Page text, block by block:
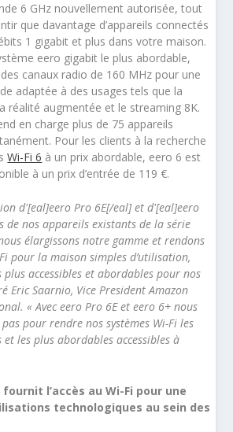
6 GHz nouvellement autorisée, tout
que davantage d’appareils connectés
1 gigabit et plus dans votre maison.
eero gigabit le plus abordable,
canaux radio de 160 MHz pour une
adaptée à des usages tels que la
réalité augmentée et le streaming 8K.
en charge plus de 75 appareils
Pour les clients à la recherche
Wi-Fi 6 à un prix abordable, eero 6 est
à un prix d’entrée de 119 €.
d'[eal]eero Pro 6E[/eal] et d'[eal]eero
de nos appareils existants de la série
élargissons notre gamme et rendons
pour la maison simples d’utilisation,
accessibles et abordables pour nos
Eric Saarnio, Vice President Amazon
« Avec eero Pro 6E et eero 6+ nous
pour rendre nos systèmes Wi-Fi les
les plus abordables accessibles à
l’accès au Wi-Fi pour une
technologiques au sein des